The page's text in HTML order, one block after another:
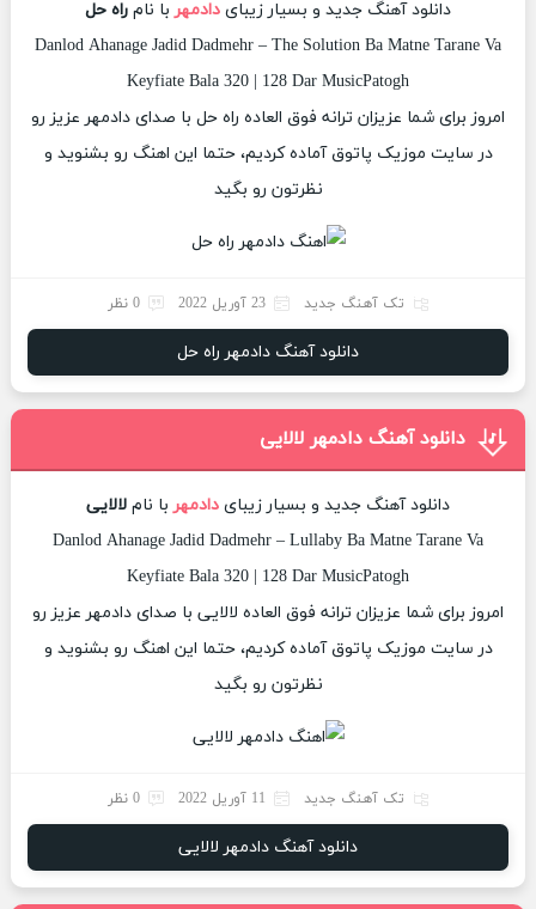
دانلود آهنگ جدید و بسیار زیبای دادمهر با نام راه حل
Danlod Ahanage Jadid Dadmehr – The Solution Ba Matne Tarane Va
Keyfiate Bala 320 | 128 Dar MusicPatogh
امروز برای شما عزیزان ترانه فوق العاده راه حل با صدای دادمهر عزیز رو
در سایت موزیک پاتوق آماده کردیم، حتما این اهنگ رو بشنوید و
نظرتون رو بگید
تک آهنگ جدید 23 آوریل 2022 0 نظر
دانلود آهنگ دادمهر راه حل
دانلود آهنگ دادمهر لالایی
دانلود آهنگ جدید و بسیار زیبای دادمهر با نام لالایی
Danlod Ahanage Jadid Dadmehr – Lullaby Ba Matne Tarane Va
Keyfiate Bala 320 | 128 Dar MusicPatogh
امروز برای شما عزیزان ترانه فوق العاده لالایی با صدای دادمهر عزیز رو
در سایت موزیک پاتوق آماده کردیم، حتما این اهنگ رو بشنوید و
نظرتون رو بگید
تک آهنگ جدید 11 آوریل 2022 0 نظر
دانلود آهنگ دادمهر لالایی